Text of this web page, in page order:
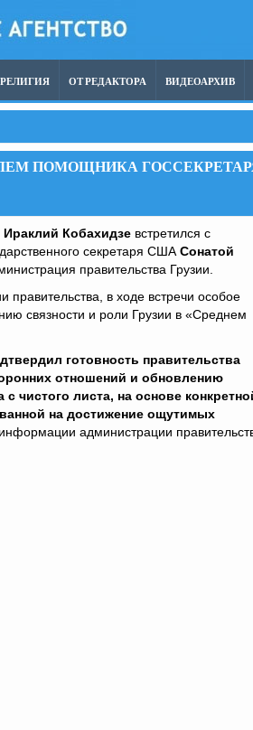
РЕЛИГИЯ ОТ РЕДАКТОРА ВИДЕОАРХИВ
ПОМОЩНИКА
Ираклий Кобахидзе встретился с
секретаря США Сонатой
правительства Грузии.
в ходе встречи особое
связности и роли Грузии в «Среднем
готовность правительства
отношений и обновлению
с чистого листа, на основе
на достижение ощутимых
администрации